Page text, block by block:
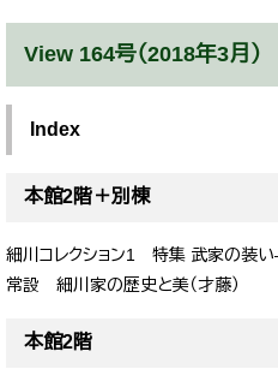
View 164号（2018年3月）
Index
本館2階＋別棟
細川コレクション1 特集 武家の装
常設 細川家の歴史と美（才藤）
本館2階